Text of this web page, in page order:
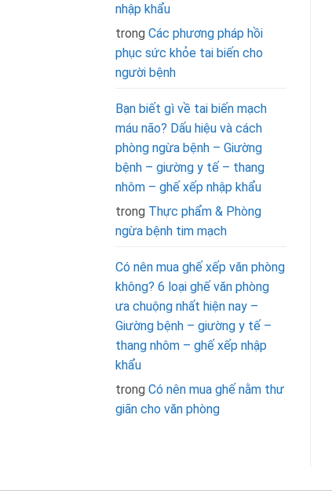
nhập khẩu
trong Các phương pháp hồi
phục sức khỏe tai biến cho
người bệnh
Bạn biết gì về tai biến mạch
máu não? Dấu hiệu và cách
phòng ngừa bệnh – Giường
bệnh – giường y tế – thang
nhôm – ghế xếp nhập khẩu
trong Thực phẩm & Phòng
ngừa bệnh tim mạch
Có nên mua ghế xếp văn phòng
không? 6 loại ghế văn phòng
ưa chuộng nhất hiện nay –
Giường bệnh – giường y tế –
thang nhôm – ghế xếp nhập
khẩu
trong Có nên mua ghế nằm thư
giãn cho văn phòng